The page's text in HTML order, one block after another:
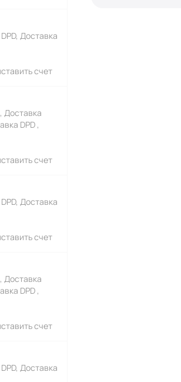
Доставка
счет
Доставка
DPD ,
счет
Доставка
счет
Доставка
DPD ,
счет
Доставка